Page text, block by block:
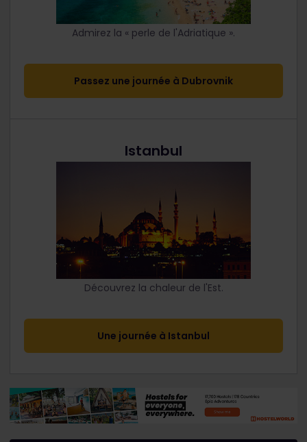
Admirez la « perle de l'Adriatique ».
Passez une journée à Dubrovnik
Istanbul
Découvrez la chaleur de l'Est.
Une journée à Istanbul